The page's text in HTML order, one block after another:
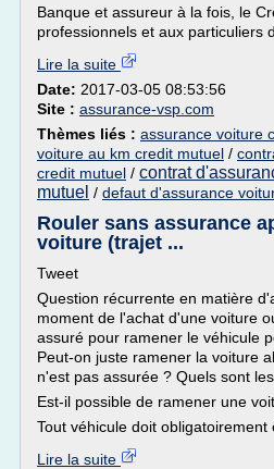
Banque et assureur à la fois, le
professionnels et aux particuliers
Lire la suite
Date: 2017-03-05 08:53:56
Site : assurance-vsp.com
Thèmes liés : assurance voiture
voiture au km credit mutuel /
credit mutuel / contrat
mutuel / defaut d'assurance
Rouler sans assurance
voiture (trajet ...
Tweet
Question récurrente en matière
moment de l'achat d'une voiture
assuré pour ramener le véhicule
Peut-on juste ramener la voiture
n'est pas assurée ? Quels sont
Est-il possible de ramener une
Tout véhicule doit obligatoirement
Lire la suite